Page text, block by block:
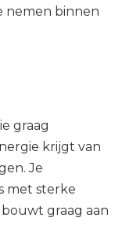
nemen binnen
graag
krijgt van
Je
met sterke
graag aan